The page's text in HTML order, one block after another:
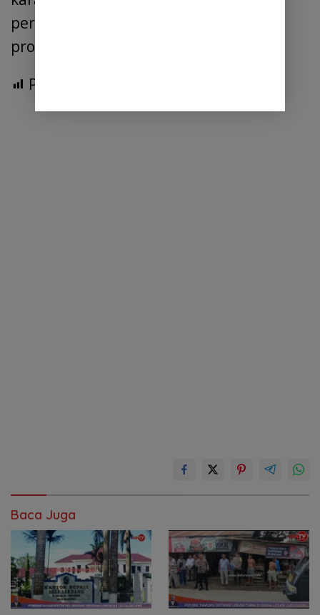
pertanian untuk memperoleh data riil
produksi sarang burung walet. (red)
Post Views:
Baca Juga